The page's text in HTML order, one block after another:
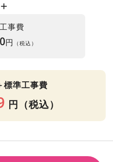
+
事費
円 （税込）
標準工事費
円 （税込）